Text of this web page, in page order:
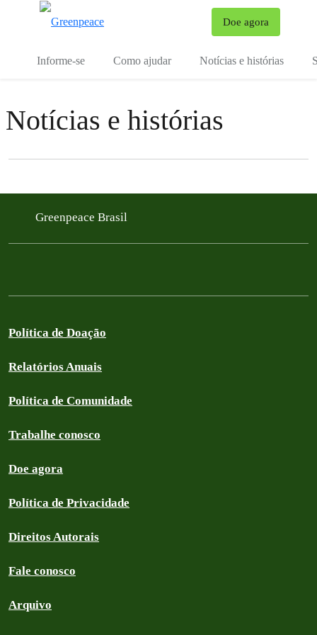
Doe agora
Informe-se Como ajudar Notícias e histórias
Notícias e histórias
Filter posts
Greenpeace Brasil
Política de Doação
Relatórios Anuais
Política de Comunidade
Trabalhe conosco
Doe agora
Política de Privacidade
Direitos Autorais
Fale conosco
Arquivo